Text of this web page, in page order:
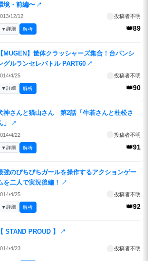
境・前編〜 ↗
12/12 投稿者不明
👑89
▼詳細 解析
【MUGEN】筐体クラッシャーズ集合！台パンシ
グルランセレバトル PART60 ↗
4/25 投稿者不明
👑90
▼詳細 解析
神さんと猫山さん 第2話「牛若さんと杜松さ
」
↗
4/22 投稿者不明
👑91
▼詳細 解析
強のぴちぴちガールを操作するアクションゲー
を二人で実況後編！
↗
4/25 投稿者不明
👑92
▼詳細 解析
【 STAND PROUD 】 ↗
4/23 投稿者不明